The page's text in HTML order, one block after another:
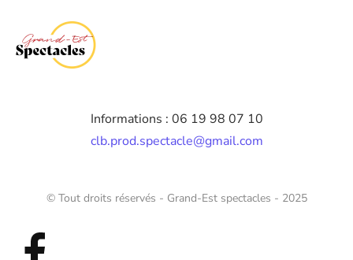
Informations : 06 19 98 07 10
clb.prod.spectacle@gmail.com
© Tout droits réservés - Grand-Est spectacles - 2025